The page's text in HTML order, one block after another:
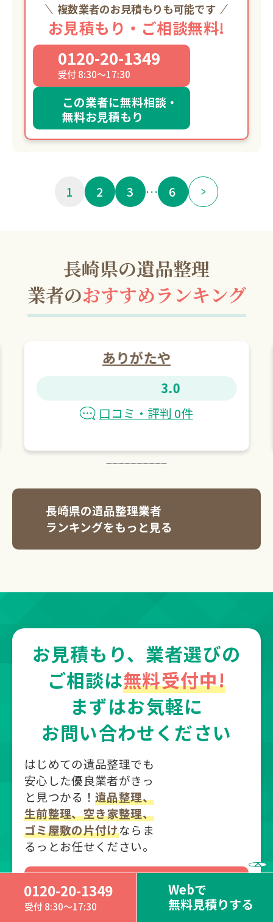
0120-20-1349
受付 8:30～17:30
Webで
無料見積りする
複数業者のお見積もりも可能です
お見積もり・ご相談無料!
0120-20-1349
受付 8:30～17:30
この業者に無料相談・
無料お見積もり
1 2 3 … 6
長崎県の遺品整理
業者のおすすめランキング
ありがたや
3.0
口コミ・評判 0件
長崎県の遺品整理業者
ランキングをもっと見る
お見積もり、業者選びの
ご相談は無料受付中!
まずはお気軽に
お問い合わせください
はじめての遺品整理でも
安心した優良業者がきっ
と見つかる！遺品整理、
生前整理、空き家整理、
ゴミ屋敷の片付けならま
るっとお任せください。
0120-20-1349
受付 8:30～17:30